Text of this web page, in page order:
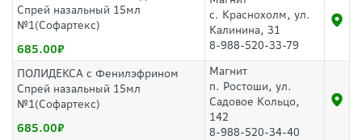
Спрей назальный 15мл
№1(Софартекс)
685.00
с. Краснохолм, ул.
Калинина, 31
8-988-520-33-79
ПОЛИДЕКСА с Фенилэфрином
Спрей назальный 15мл
№1(Софартекс)
685.00
Магнит
п. Ростоши, ул.
Садовое Кольцо,
142
8-988-520-34-40